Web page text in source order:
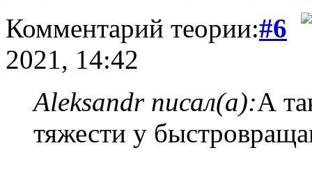
Комментарий теории:#6
2021, 14:42
Aleksandr писал(а):А
тяжести у